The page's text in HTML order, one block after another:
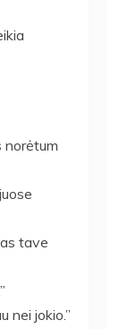
norėtum
tave
nei jokio.”